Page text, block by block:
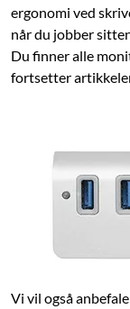
ergonomi ved
når du jobber
Du finner alle
fortsetter
Vi vil også